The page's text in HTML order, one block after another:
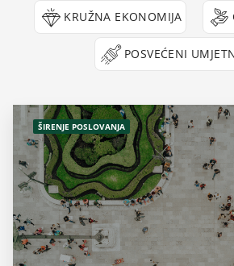
KRUŽNA EKONOMIJA
POSVEĆENI
ŠIRENJE POSLOVANJA